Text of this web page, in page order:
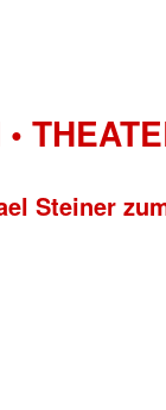
Steiner